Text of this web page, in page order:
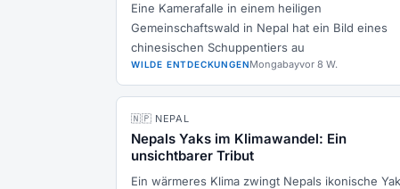
Eine Kamerafalle in einem heiligen
Gemeinschaftswald in Nepal hat ein Bild eines
chinesischen Schuppentiers au
WILDE ENTDECKUNGENMongabayvor 8 W.
🇳🇵 NEPAL
Nepals Yaks im Klimawandel: Ein
unsichtbarer Tribut
Ein wärmeres Klima zwingt Nepals ikonische